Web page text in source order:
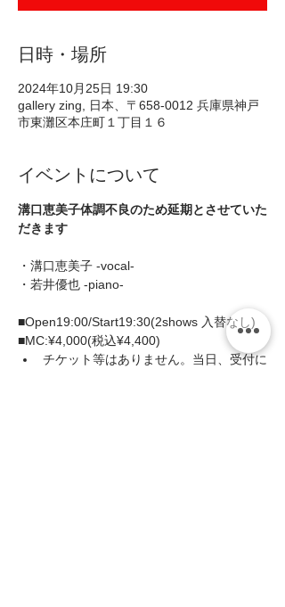
日時・場所
2024年10月25日 19:30
gallery zing, 日本、〒658-0012 兵庫県神戸
市東灘区本庄町１丁目１６
イベントについて
溝口恵美子体調不良のため延期とさせていた
だきます
・溝口恵美子 -vocal-
・若井優也 -piano-
■Open19:00/Start19:30(2shows 入替なし)
■MC:¥4,000(税込¥4,400)
チケット等はありません。当日、受付に